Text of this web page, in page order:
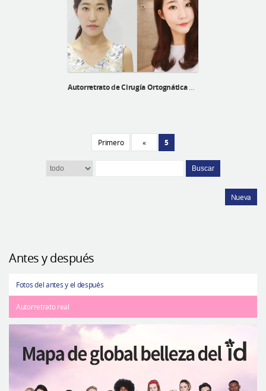
Autorretrato de Cirugía Ortognática de una paciente mongola
Primero « 5
Buscar
Nueva
Antes y después
Fotos del antes y el después
Autorretrato real